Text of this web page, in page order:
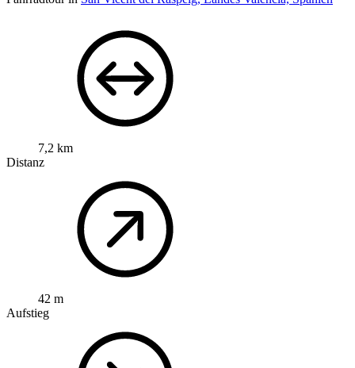
7,2 km
Distanz
42 m
Aufstieg